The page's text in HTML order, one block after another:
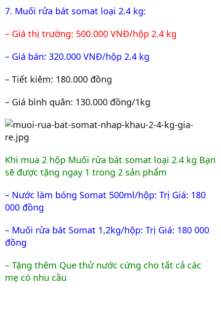
7. Muối rửa bát somat loại 2.4 kg:
– Giá thị trường: 500.000 VNĐ/hộp 2.4 kg
– Giá bán: 320.000 VNĐ/hộp 2.4 kg
– Tiết kiêm: 180.000 đồng
– Giá bình quân: 130.000 đồng/1kg
Khi mua 2 hộp Muối rửa bát somat loại 2.4 kg Bạn
sẽ được tặng ngay 1 trong 2 sản phẩm
– Nước làm bóng Somat 500ml/hộp: Trị Giá: 180
000 đồng
– Muối rửa bát Somat 1,2kg/hộp: Trị Giá: 180 000
đồng
– Tặng thêm Que thử nước cứng cho tất cả các
mẹ có nhu cầu